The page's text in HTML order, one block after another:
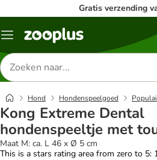
Gratis verzending
Menu
Zoeken
naar
producten
Hond Hondenspeelgoed
Kong Extreme Dental
hondenspeeltje met
Maat M: ca. L 46 x Ø 5 cm
This is a stars rating area from zero to 5: